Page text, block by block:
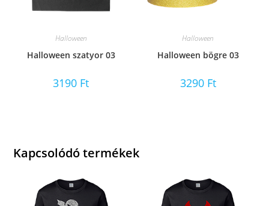
Halloween
Halloween szatyor 03
3190 Ft
Halloween
Halloween bögre 03
3290 Ft
Kapcsolódó termékek